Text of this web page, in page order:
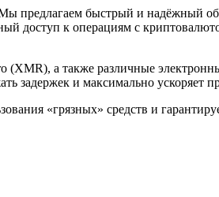
предлагаем быстрый и надёжный
доступ к операциям с
а также различные
задержек и максимально ускоряет
«грязных» средств и